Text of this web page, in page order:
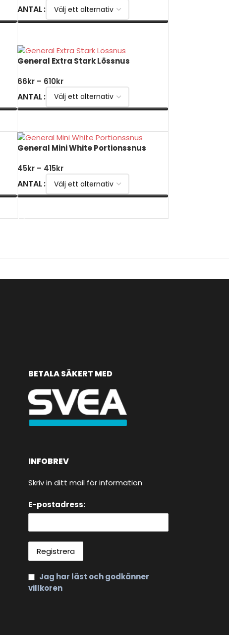
ANTAL
General Extra Stark Lössnus
66kr – 610kr
ANTAL
General Mini White Portionssnus
45kr – 415kr
ANTAL
BETALA SÄKERT MED
INFOBREV
Skriv in ditt mail för information
E-postadress:
Jag har läst och godkänner
villkoren